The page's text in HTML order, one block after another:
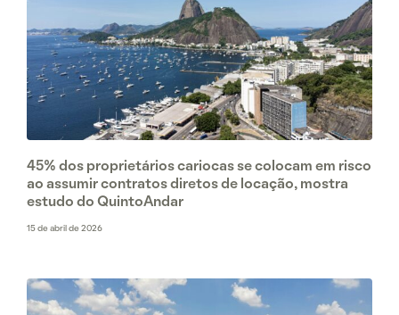
45% dos proprietários cariocas se colocam em risco
ao assumir contratos diretos de locação, mostra
estudo do QuintoAndar
15 de abril de 2026